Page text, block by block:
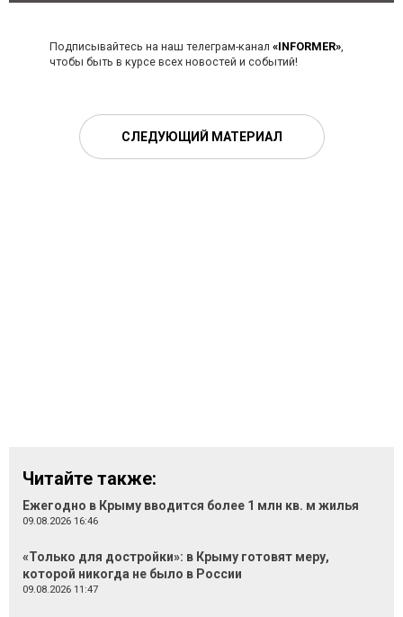
Подписывайтесь на наш телеграм-канал «INFORMER»,
чтобы быть в курсе всех новостей и событий!
СЛЕДУЮЩИЙ МАТЕРИАЛ
Читайте также:
Ежегодно в Крыму вводится более 1 млн кв. м жилья
09.08.2026 16:46
«Только для достройки»: в Крыму готовят меру,
которой никогда не было в России
09.08.2026 11:47